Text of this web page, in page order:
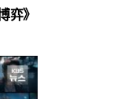
弈》